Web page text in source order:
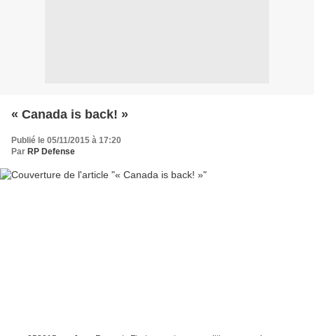
« Canada is back! »
Publié le 05/11/2015 à 17:20
Par RP Defense